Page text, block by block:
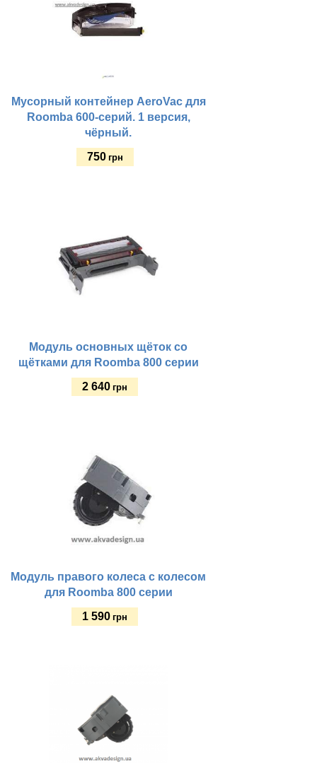
Мусорный контейнер AeroVac для
Roomba 600-серий. 1 версия,
чёрный.
750 грн
Модуль основных щёток со
щётками для Roomba 800 серии
2 640 грн
Модуль правого колеса с колесом
для Roomba 800 серии
1 590 грн